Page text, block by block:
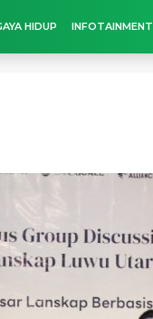
HIDUP INFOTAINMENT